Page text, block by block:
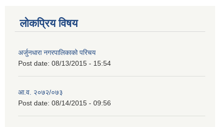
लोकप्रिय विषय
अर्जुनधारा नगरपालिकाको परिचय
Post date: 08/13/2015 - 15:54
आ.व. २०७२/०७३
Post date: 08/14/2015 - 09:56